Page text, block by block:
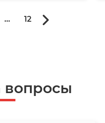
... 12
вопросы